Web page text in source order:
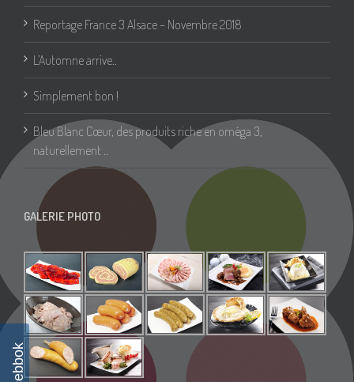
Reportage France 3 Alsace – Novembre 2018
L’Automne arrive..
Simplement bon !
Bleu Blanc Cœur, des produits riche en oméga 3,
naturellement ..
GALERIE PHOTO